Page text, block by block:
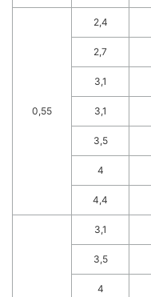
0,55
2,4
2,7
3,1
3,1
3,5
4
4,4
3,1
3,5
4